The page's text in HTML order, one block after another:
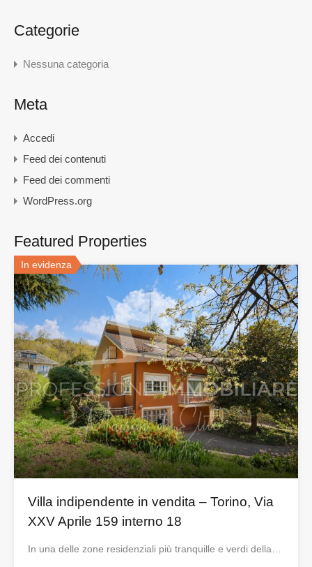
Categorie
Nessuna categoria
Meta
Accedi
Feed dei contenuti
Feed dei commenti
WordPress.org
Featured Properties
In evidenza
Villa indipendente in vendita – Torino, Via
XXV Aprile 159 interno 18
In una delle zone residenziali più tranquille e verdi della…